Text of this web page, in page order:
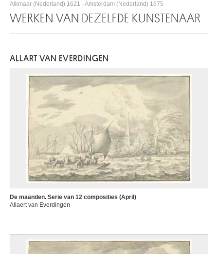
Alkmaar (Nederland) 1621 - Amsterdam (Nederland) 1675
WERKEN VAN DEZELFDE KUNSTENAAR
ALLART VAN EVERDINGEN
De maanden. Serie van 12 composities (April)
Allaert van Everdingen